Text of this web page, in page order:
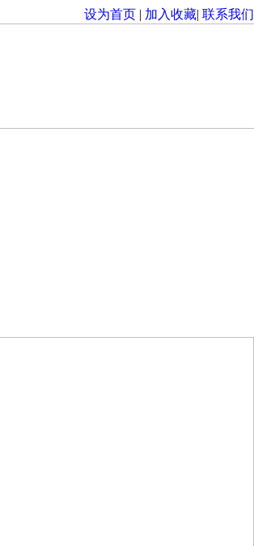
设为首页 | 加入收藏| 联系我们